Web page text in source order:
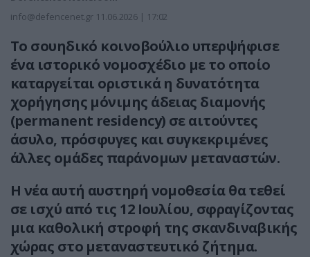
info@defencenet.gr 11.06.2026 | 17:02
Το σουηδικό κοινοβούλιο υπερψήφισε
ένα ιστορικό νομοσχέδιο με το οποίο
καταργείται οριστικά η δυνατότητα
χορήγησης μόνιμης άδειας διαμονής
(permanent residency) σε αιτούντες
άσυλο, πρόσφυγες και συγκεκριμένες
άλλες ομάδες παράνομων μεταναστών.
Η νέα αυτή αυστηρή νομοθεσία θα τεθεί
σε ισχύ από τις 12 Ιουλίου, σφραγίζοντας
μια καθολική στροφή της σκανδιναβικής
χώρας στο μεταναστευτικό ζήτημα.